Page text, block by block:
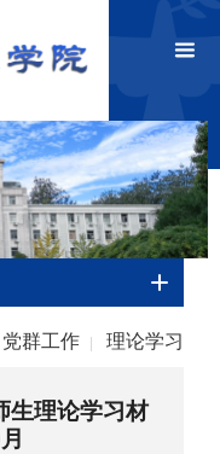
党群工作 理论学习
生理论学习材